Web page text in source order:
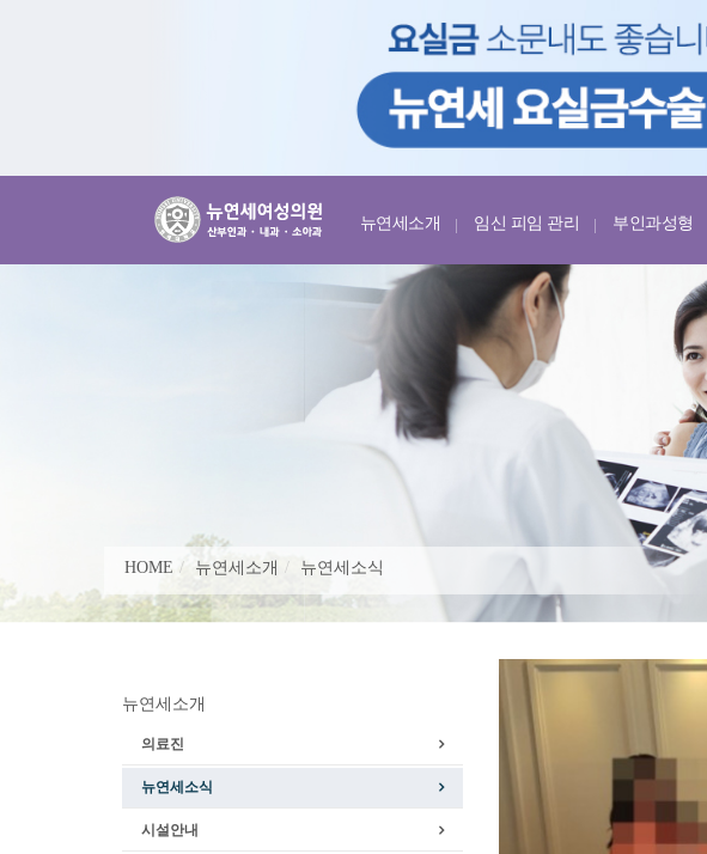
뉴연세소개 임신 피임 관리 부인과성형
HOME 뉴연세소개 뉴연세소식
뉴연세소개
의료진
뉴연세소식
시설안내